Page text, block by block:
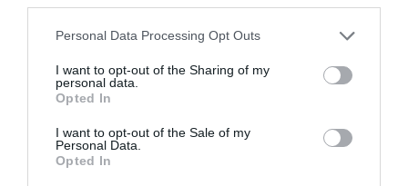
Personal Data Processing Opt Outs
I want to opt-out of the Sharing of my
personal data.
Opted In
I want to opt-out of the Sale of my
Personal Data.
Opted In